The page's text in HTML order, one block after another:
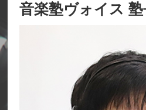
音楽塾ヴォイス